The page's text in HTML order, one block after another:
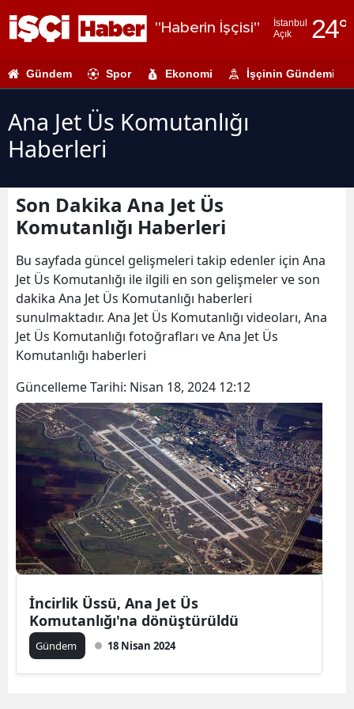
"Haberin İşçisi"
İstanbul
Açık
24°
Adıyaman
Artvin
Bingöl
Bitlis
Bolu
Burdur
Bursa
Çanakkale
Gündem Spor Ekonomi İşçinin Gündemi
Ana Jet Üs Komutanlığı
Haberleri
Son Dakika Ana Jet Üs
Komutanlığı Haberleri
Bu sayfada güncel gelişmeleri takip edenler için Ana
Jet Üs Komutanlığı ile ilgili en son gelişmeler ve son
dakika Ana Jet Üs Komutanlığı haberleri
sunulmaktadır. Ana Jet Üs Komutanlığı videoları, Ana
Jet Üs Komutanlığı fotoğrafları ve Ana Jet Üs
Komutanlığı haberleri
Güncelleme Tarihi: Nisan 18, 2024 12:12
İncirlik Üssü, Ana Jet Üs
Komutanlığı'na dönüştürüldü
Gündem 18 Nisan 2024